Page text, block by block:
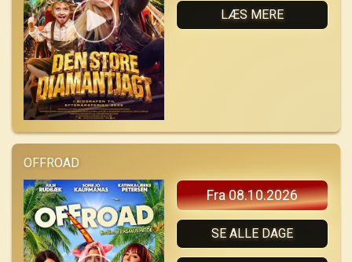
LÆS MERE
OFFROAD
Fra 08.10.2026
SE ALLE DAGE